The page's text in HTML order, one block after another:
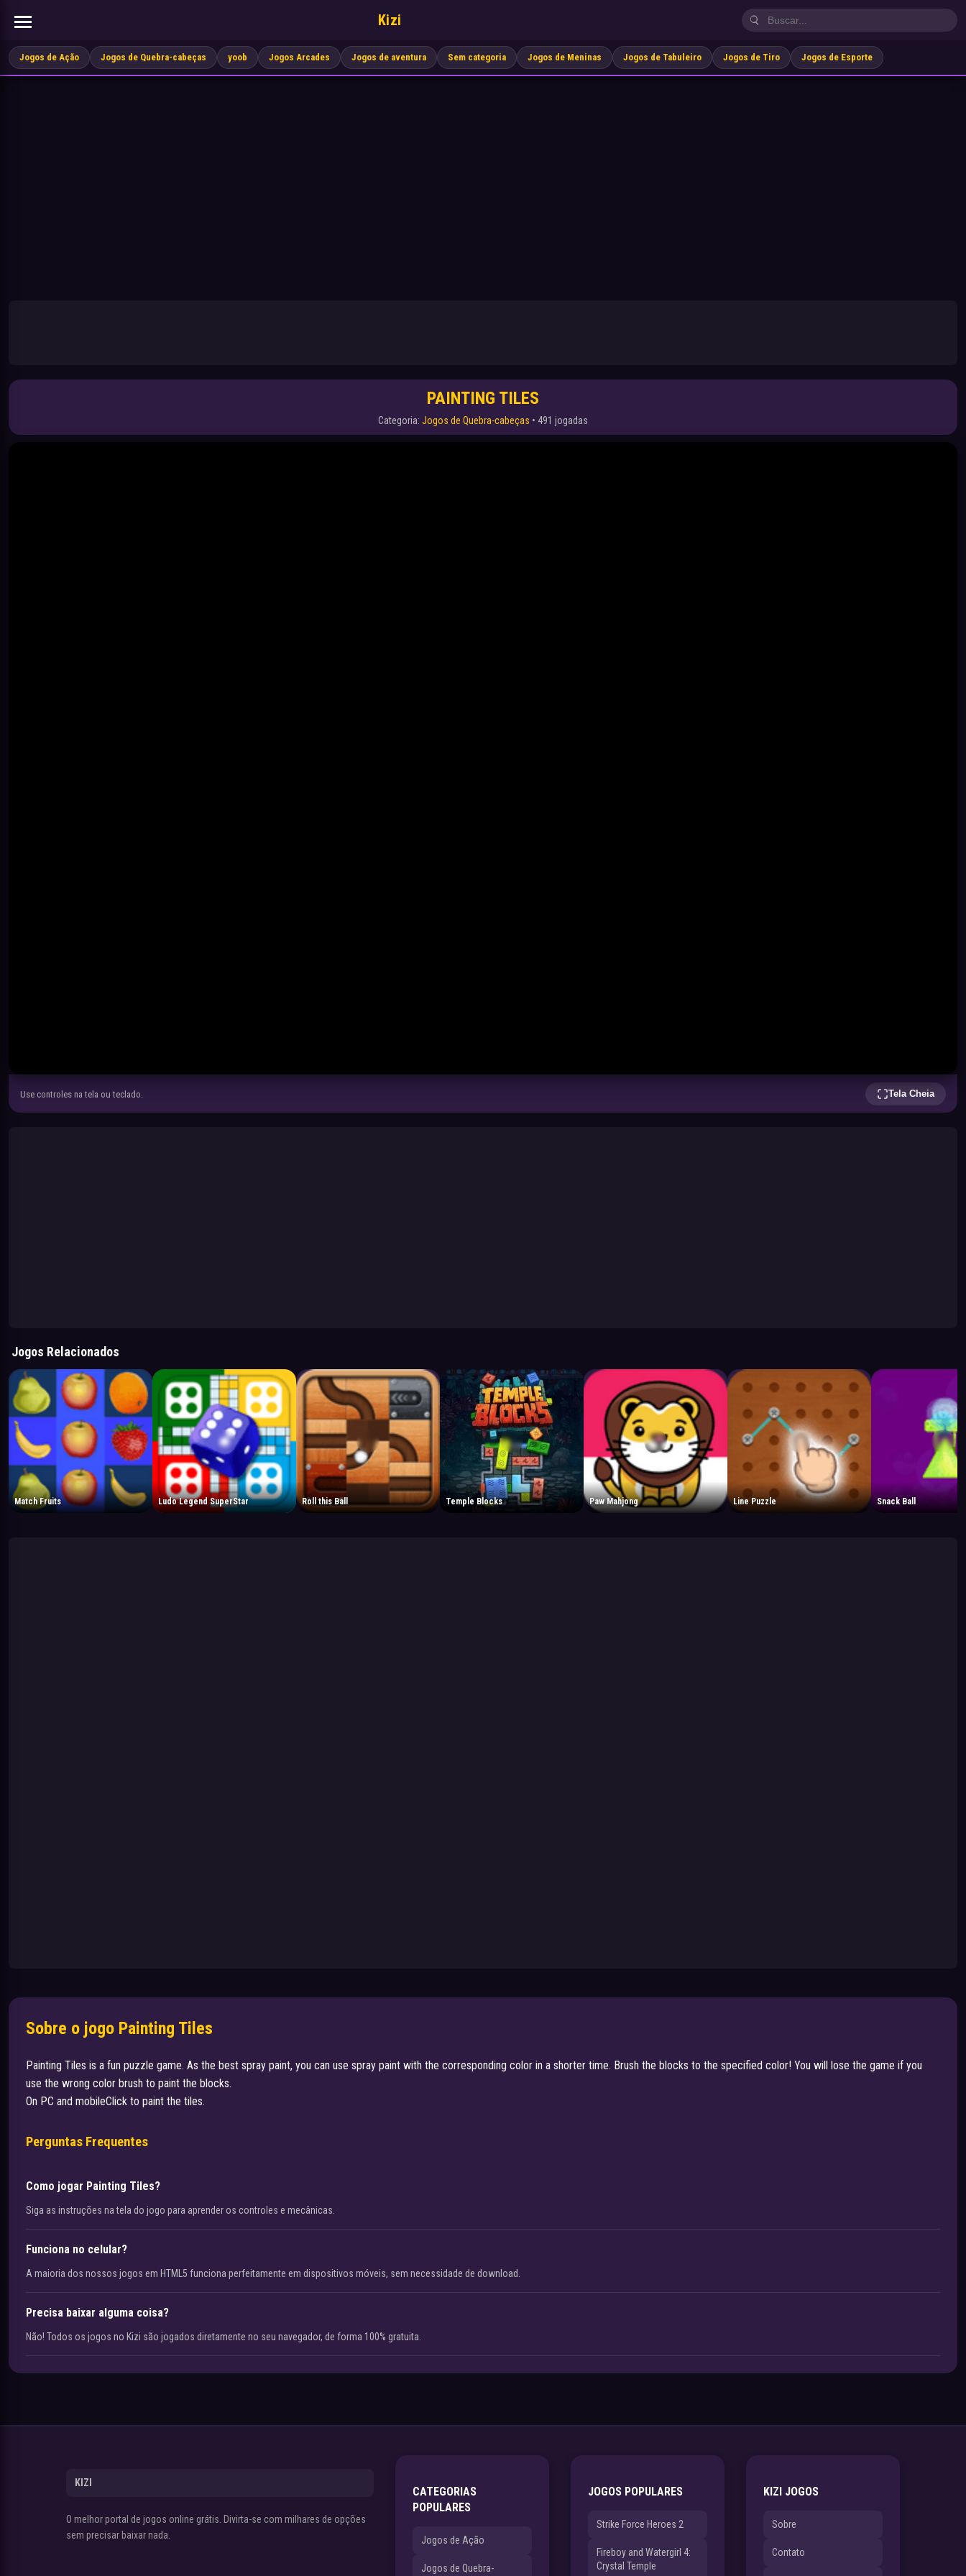
Kizi
Jogos de Ação Jogos de Quebra-cabeças yoob Jogos Arcades Jogos de aventura Sem categoria Jogos de Meninas Jogos de Tabuleiro Jogos de Tiro Jogos de Esporte
PAINTING TILES
Categoria: Jogos de Quebra-cabeças • 491 jogadas
Use controles na tela ou teclado. Tela Cheia
Jogos Relacionados
Match Fruits Ludo Legend SuperStar Roll this Ball Temple Blocks Paw Mahjong Line Puzzle Snack Ball
Sobre o jogo Painting Tiles
Painting Tiles is a fun puzzle game. As the best spray paint, you can use spray paint with the corresponding color in a shorter time. Brush the blocks to the specified color! You will lose the game if you
use the wrong color brush to paint the blocks.
On PC and mobileClick to paint the tiles.
Perguntas Frequentes
Como jogar Painting Tiles?
Siga as instruções na tela do jogo para aprender os controles e mecânicas.
Funciona no celular?
A maioria dos nossos jogos em HTML5 funciona perfeitamente em dispositivos móveis, sem necessidade de download.
Precisa baixar alguma coisa?
Não! Todos os jogos no Kizi são jogados diretamente no seu navegador, de forma 100% gratuita.
KIZI
O melhor portal de jogos online grátis. Divirta-se com milhares de opções
sem precisar baixar nada.
CATEGORIAS
POPULARES
Jogos de Ação
Jogos de Quebra-
JOGOS POPULARES
Strike Force Heroes 2
Fireboy and Watergirl 4:
Crystal Temple
KIZI JOGOS
Sobre
Contato